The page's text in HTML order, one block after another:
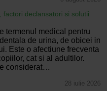
factori declansatori si solutii
termenul medical pentru
de urina, de obicei in
Este o afectiune frecventa
cat si al adultilor.
considerat…
28 iulie 2026